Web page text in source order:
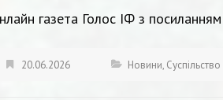
газета Голос ІФ з
20.06.2026 Новини, Суспільство